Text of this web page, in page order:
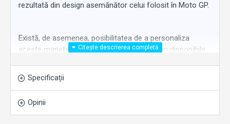
rezultată din design asemănător celui folosit în Moto GP.
Există, de asemenea, posibilitatea de a personaliza
aceste manete prin capetele colorate. Culori disponibile:
Aceste manete oferă posibilitatea a ajusta lungimea în
funcție de preferințe.
Vândute în perechi.
Specificații
Opinii